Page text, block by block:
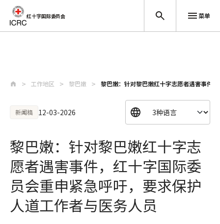
红十字国际委员会 菜单
工作地区 黎巴嫩 黎巴嫩：针对黎巴嫩红十字志愿者遇害事件
新闻稿 12-03-2026
黎巴嫩：针对黎巴嫩红十字志
愿者遇害事件，红十字国际委
员会重申紧急呼吁，要求保护
人道工作者与医务人员